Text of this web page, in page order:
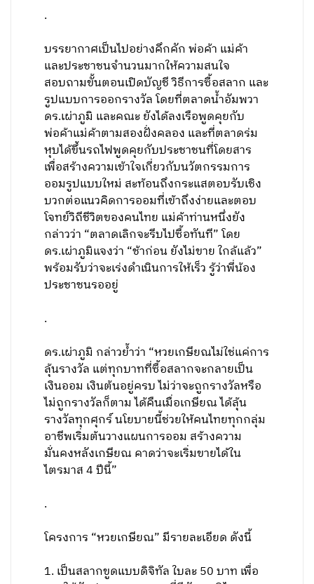
.
บรรยากาศเป็นไปอย่างคึกคัก พ่อค้า แม่ค้า
และประชาชนจำนวนมากให้ความสนใจ
สอบถามขั้นตอนเปิดบัญชี วิธีการซื้อสลาก และ
รูปแบบการออกรางวัล โดยที่ตลาดน้ำอัมพวา
ดร.เผ่าภูมิ และคณะ ยังได้ลงเรือพูดคุยกับ
พ่อค้าแม่ค้าตามสองฝั่งคลอง และที่ตลาดร่ม
หุบได้ขึ้นรถไฟพูดคุยกับประชาชนที่โดยสาร
เพื่อสร้างความเข้าใจเกี่ยวกับนวัตกรรมการ
ออมรูปแบบใหม่ สะท้อนถึงกระแสตอบรับเชิง
บวกต่อแนวคิดการออมที่เข้าถึงง่ายและตอบ
โจทย์วิถีชีวิตของคนไทย แม่ค้าท่านหนึ่งยัง
กล่าวว่า “ตลาดเลิกจะรีบไปซื้อทันที” โดย
ดร.เผ่าภูมิแจงว่า “ช้าก่อน ยังไม่ขาย ใกล้แล้ว”
พร้อมรับว่าจะเร่งดำเนินการให้เร็ว รู้ว่าพี่น้อง
ประชาชนรออยู่
.
ดร.เผ่าภูมิ กล่าวย้ำว่า “หวยเกษียณไม่ใช่แค่การ
ลุ้นรางวัล แต่ทุกบาทที่ซื้อสลากจะกลายเป็น
เงินออม เงินต้นอยู่ครบ ไม่ว่าจะถูกรางวัลหรือ
ไม่ถูกรางวัลก็ตาม ได้คืนเมื่อเกษียณ ได้ลุ้น
รางวัลทุกศุกร์ นโยบายนี้ช่วยให้คนไทยทุกกลุ่ม
อาชีพเริ่มต้นวางแผนการออม สร้างความ
มั่นคงหลังเกษียณ คาดว่าจะเริ่มขายได้ใน
ไตรมาส 4 ปีนี้”
.
โครงการ “หวยเกษียณ” มีรายละเอียด ดังนี้
1. เป็นสลากขูดแบบดิจิทัล ใบละ 50 บาท เพื่อ